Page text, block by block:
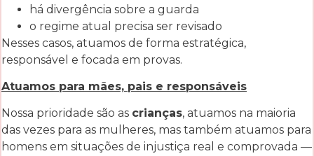
há divergência sobre a guarda
o regime atual precisa ser revisado
Nesses casos, atuamos de forma estratégica,
responsável e focada em provas.
Atuamos para mães, pais e responsáveis
Nossa prioridade são as crianças, atuamos na maioria
das vezes para as mulheres, mas também atuamos para
homens em situações de injustiça real e comprovada —